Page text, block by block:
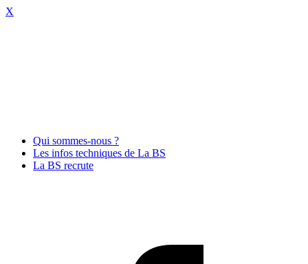
X
Qui sommes-nous ?
Les infos techniques de La BS
La BS recrute